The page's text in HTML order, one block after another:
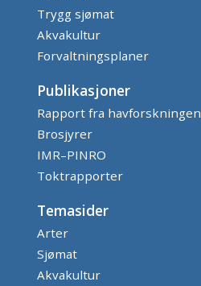
Trygg sjømat
Akvakultur
Forvaltningsplaner
Publikasjoner
Rapport fra havforskningen
Brosjyrer
IMR–PINRO
Toktrapporter
Temasider
Arter
Sjømat
Akvakultur